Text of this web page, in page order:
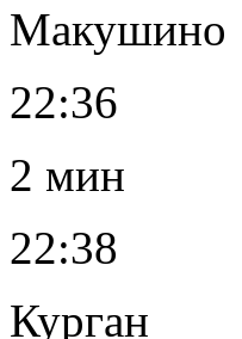
Макушино
22:36
2 мин
22:38
Курган